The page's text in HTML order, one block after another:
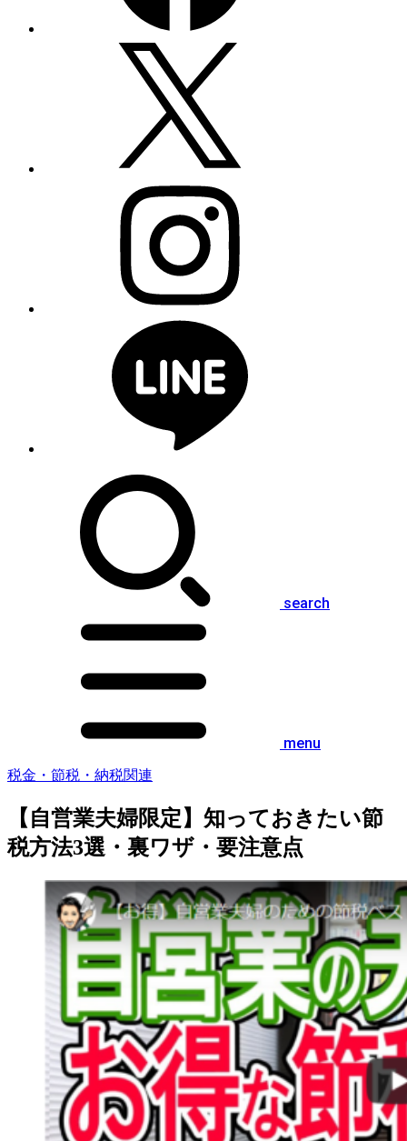
search
menu
税金・節税・納税関連
【自営業夫婦限定】知っておきたい節
税方法3選・裏ワザ・要注意点